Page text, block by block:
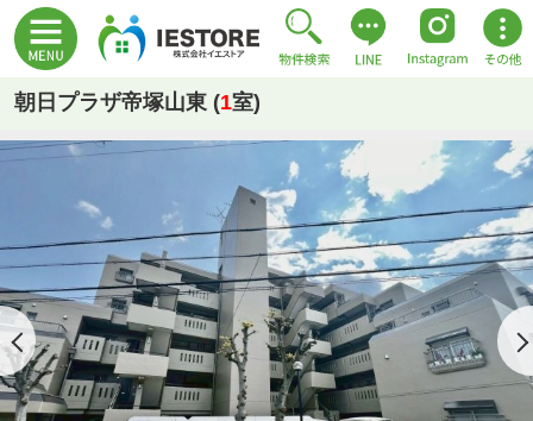
朝日プラザ帝塚山東 (1室)